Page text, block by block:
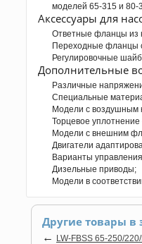
моделей 65-315 и 80-
Аксессуары для
Ответные фланцы из
Переходные фланцы
Регулировочные
Дополнительные
Различные
Специальные
Модели с воздушным
Торцевое
Модели с внешним
Двигатели
Варианты
Дизельные приводы;
Модели в
Другие товары в
← LW-FBSS 65-250/